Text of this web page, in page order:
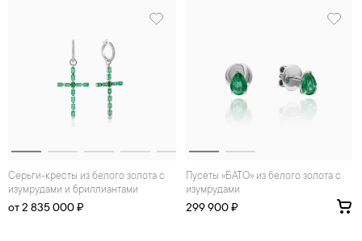
Серьги-кресты из белого золота с
изумрудами и бриллиантами
от 2 835 000 ₽
Пусеты «БАТО» из белого золота с
изумрудами
299 900 ₽